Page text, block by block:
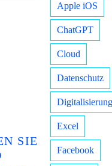
SIE
Apple iOS
ChatGPT
Cloud
Datenschutz
Digitalisierung
Excel
Facebook